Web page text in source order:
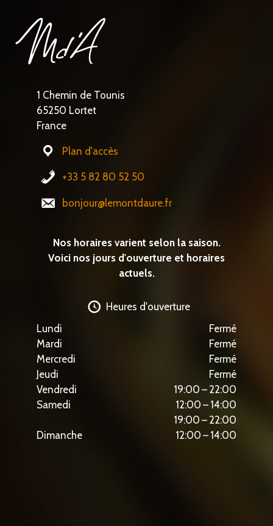
1 Chemin de Tounis
65250 Lortet
France
Plan d'accès
+33 5 82 80 52 50
bonjour@lemontdaure.fr
Nos horaires varient selon la saison.
Voici nos jours d'ouverture et horaires
actuels.
Heures d'ouverture
Lundi
Fermé
Mardi
Fermé
Mercredi
Fermé
Jeudi
Fermé
Vendredi
19:00 – 22:00
Samedi
12:00 – 14:00
19:00 – 22:00
Dimanche
12:00 – 14:00